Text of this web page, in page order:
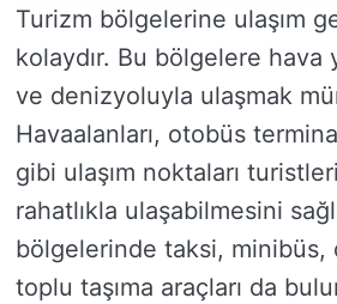
Turizm bölgelerine ulaşım
kolaydır. Bu bölgelere hava
ve denizyoluyla ulaşmak
Havaalanları, otobüs
gibi ulaşım noktaları
rahatlıkla ulaşabilmesini
bölgelerinde taksi, minibüs,
toplu taşıma araçları da